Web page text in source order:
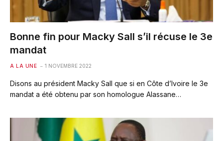
Bonne fin pour Macky Sall s’il récuse le 3e
mandat
A LA UNE 1 NOVEMBRE 2022
Disons au président Macky Sall que si en Côte d’Ivoire le 3e
mandat a été obtenu par son homologue Alassane…